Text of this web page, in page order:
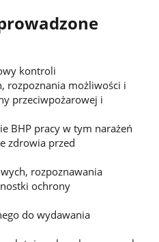
kontroli
rozpoznania możliwości i
przeciwpożarowej i
BHP pracy w tym narażeń
zdrowia przed
rozpoznawania
ochrony
do wydawania